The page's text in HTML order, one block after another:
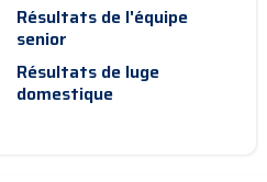
Résultats de l'équipe
senior
Résultats de luge
domestique